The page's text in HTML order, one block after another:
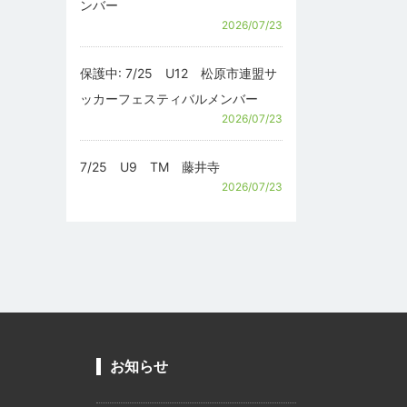
ンバー
2026/07/23
保護中: 7/25 U12 松原市連盟サ
ッカーフェスティバルメンバー
2026/07/23
7/25 U9 TM 藤井寺
2026/07/23
お知らせ